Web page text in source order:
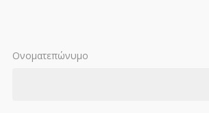
Ονοματεπώνυμο